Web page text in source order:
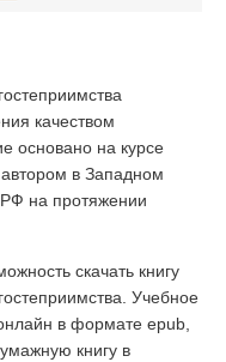
качеством
основано на курсе
в Западном
на протяжении
скачать книгу
Учебное
в формате epub,
книгу в